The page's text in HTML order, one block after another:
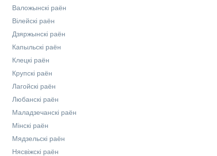
Валожынскі раён
Вілейскі раён
Дзяржынскі раён
Капыльскі раён
Клецкі раён
Крупскі раён
Лагойскі раён
Любанскі раён
Маладзечанскі раён
Мінскі раён
Мядзельскі раён
Нясвіжскі раён